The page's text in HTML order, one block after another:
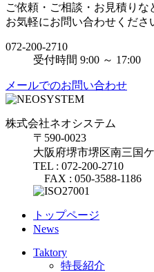
ご依頼・ご相談・お見積りな
お気軽にお問い合わせくださ
072-200-2710
受付時間 9:00 ～ 17:00
メールでのお問い合わせ
株式会社ネオシステム
〒590-0023
大阪府堺市堺区南三国
TEL : 072-200-2710
FAX : 050-3588-1186
トップページ
News
Taktory
特長紹介